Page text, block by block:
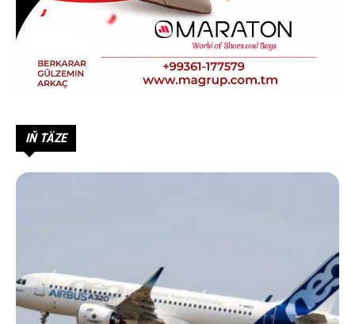
IŇ TÄZE